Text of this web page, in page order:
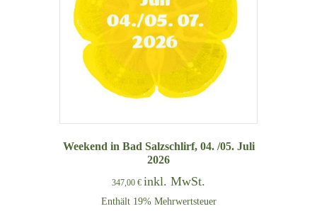
Weekend in Bad Salzschlirf, 04. /05. Juli
2026
347,00 € inkl. MwSt.
Enthält 19% Mehrwertsteuer